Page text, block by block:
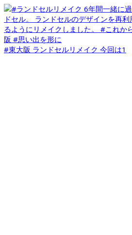
#東大阪 ランドセルリメイク 今回は1